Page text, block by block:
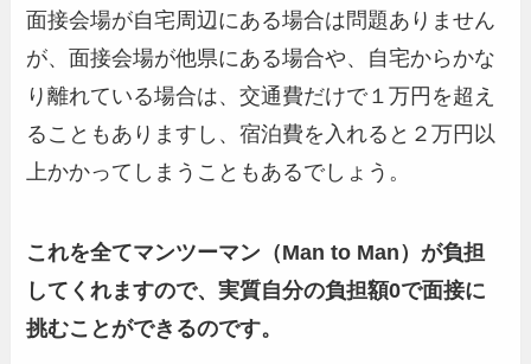
面接会場が自宅周辺にある場合は問題ありません
が、面接会場が他県にある場合や、自宅からかな
り離れている場合は、交通費だけで１万円を超え
ることもありますし、宿泊費を入れると２万円以
上かかってしまうこともあるでしょう。
これを全てマンツーマン（Man to Man）が負担
してくれますので、実質自分の負担額0で面接に
挑むことができるのです。